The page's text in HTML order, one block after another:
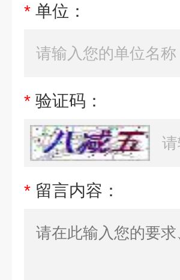
* 单位：
* 验证码：
* 留言内容：